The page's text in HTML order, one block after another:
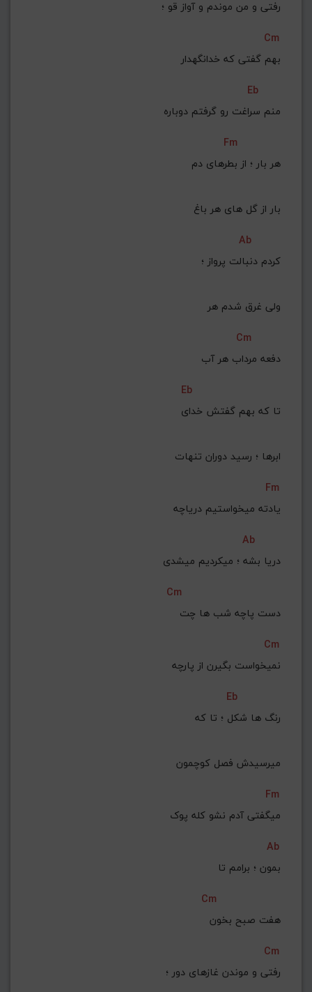
رفتی و من موندم و آواز قو ؛
Cm
بهم گفتی که خدانگهدار
Eb
منم سراغت رو گرفتم دوباره
Fm
هر بار ؛ از بطرهای دم
بار از گل های هر باغ
Ab
کردم دنبالت پرواز ؛
ولی غرق شدم هر
Cm
دفعه مرداب هر آب
Eb
تا که بهم گفتش خدای
ابرها ؛ رسید دوران تنهات
Fm
یادته میخواستیم دریاچه
Ab
دریا بشه ؛ میکردیم میشدی
Cm
دست پاچه شب ها چت
Cm
نمیخواست بگیرن از پارچه
Eb
رنگ ها شکل ؛ تا که
میرسیدش فصل کوچمون
Fm
میگفتی آدم نشو کله پوک
Ab
بمون ؛ برامم تا
Cm
هفت صبح بخون
Cm
رفتی و موندن غازهای دور ؛